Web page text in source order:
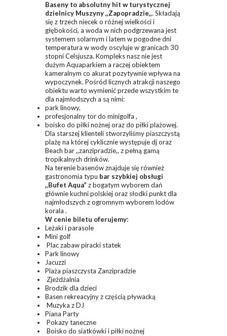
Baseny to absolutny hit w turystycznej
dzielnicy Muszyny ,,Zapopradzie,,. Składają
się z trzech niecek o różnej wielkości i
głębokości, a woda w nich podgrzewana jest
systemem solarnym i latem w pogodne dni
temperatura w wody oscyluje w granicach 30
stopni Celsjusza. Kompleks nasz nie jest
dużym Aquaparkiem a raczej obiektem
kameralnym co akurat pozytywnie wpływa na
wypoczynek. Pośród licznych atrakcji naszego
obiektu warto wymienić przede wszystkim te
dla najmłodszych a są nimi:
park linowy,
profesjonalny tor do minigolfa ,
boisko do piłki nożnej oraz do piłki plażowej.
Dla starszej klienteli stworzyliśmy piaszczystą
plażę na której cyklicznie występuje dj oraz
Beach bar ,,zanzipradzie,, z pełną gamą
tropikalnych drinków.
Na terenie basenów znajduje się również
gastronomia typu bar szybkiej obsługi
,,Bufet Aqua” z bogatym wyborem dań
głównie kuchni polskiej oraz słodki punkt dla
najmłodszych z ogromnym wyborem lodów
korala .
W cenie biletu oferujemy:
Leżaki i parasole
Mini golf
Plac zabaw piracki statek
Park linowy
Jacuzzi
Plaża piaszczysta Zanzipradzie
Zjeżdżalnia
Brodzik dla dzieci
Basen rekreacyjny z częścią pływacką
Muzyka z DJ
Piana Party
Pokazy taneczne
Boisko do siatkówki i piłki nożnej